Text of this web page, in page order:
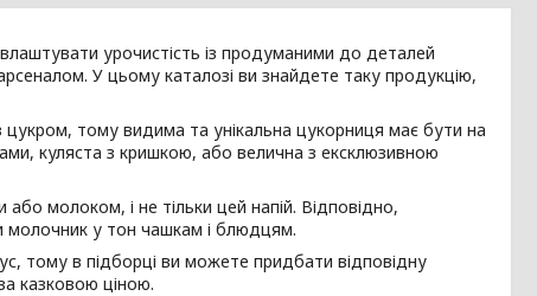
урочистість із продуманими до деталей
У цьому каталозі ви знайдете таку продукцію,
цукром, тому видима та унікальна цукорниця має бути на
куляста з кришкою, або велична з ексклюзивною
молоком, і не тільки цей напій. Відповідно,
молочник у тон чашкам і блюдцям.
тому в підборці ви можете придбати відповідну
казковою ціною.